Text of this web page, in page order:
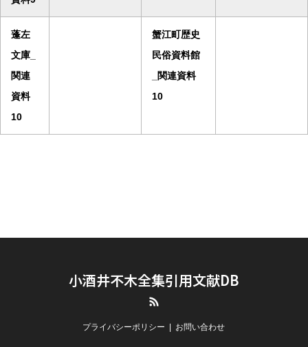
蓬左
文庫_
関連
資料
10
蟹江町歴史
民俗資料館
_関連資料
10
小酒井不木全集引用文献DB
プライバシーポリシー お問い合わせ